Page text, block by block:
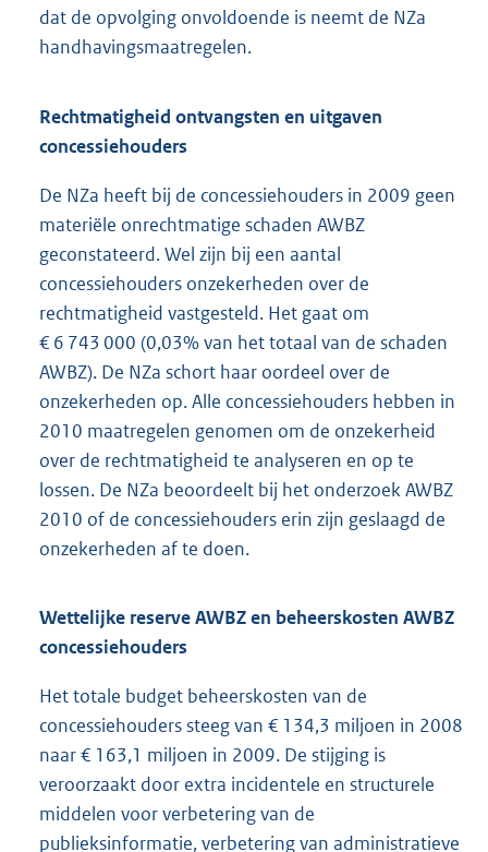
dat de opvolging onvoldoende is neemt de NZa
handhavingsmaatregelen.
Rechtmatigheid ontvangsten en uitgaven
concessiehouders
De NZa heeft bij de concessiehouders in 2009 geen
materiële onrechtmatige schaden AWBZ
geconstateerd. Wel zijn bij een aantal
concessiehouders onzekerheden over de
rechtmatigheid vastgesteld. Het gaat om
€ 6 743 000 (0,03% van het totaal van de schaden
AWBZ). De NZa schort haar oordeel over de
onzekerheden op. Alle concessiehouders hebben in
2010 maatregelen genomen om de onzekerheid
over de rechtmatigheid te analyseren en op te
lossen. De NZa beoordeelt bij het onderzoek AWBZ
2010 of de concessiehouders erin zijn geslaagd de
onzekerheden af te doen.
Wettelijke reserve AWBZ en beheerskosten AWBZ
concessiehouders
Het totale budget beheerskosten van de
concessiehouders steeg van € 134,3 miljoen in 2008
naar € 163,1 miljoen in 2009. De stijging is
veroorzaakt door extra incidentele en structurele
middelen voor verbetering van de
publieksinformatie, verbetering van administratieve